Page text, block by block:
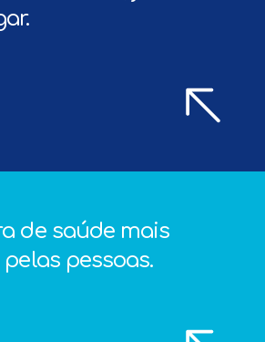
de saúde mais
pessoas.